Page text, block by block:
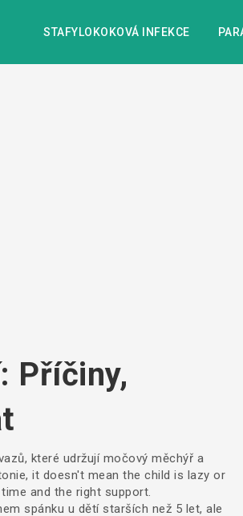
STAFYLOKOKOVÁ INFEKCE
Příčiny,
které udržují močový měchýř a
, it doesn't mean the child is lazy or
and the right support.
spánku u dětí starších než 5 let, ale